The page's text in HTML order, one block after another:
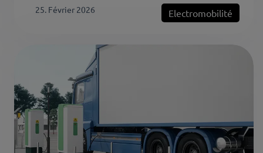
25. Février 2026 Electromobilité